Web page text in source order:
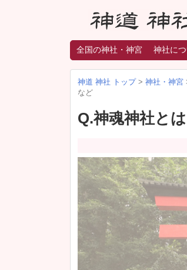
全国の神社・神宮 神社に
神道 神社 トップ> 神社・神宮
など
Q.神魂神社と